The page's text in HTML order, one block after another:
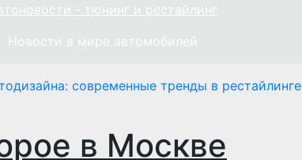
- тюнинг и рестайлинг
Новости в мире автомобилей
современные тренды в рестайлинге
в Москве